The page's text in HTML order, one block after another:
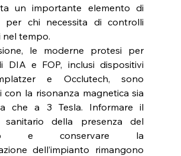
un importante elemento di
per chi necessita di controlli
nel tempo.
le moderne protesi per
DIA e FOP, inclusi dispositivi
e Occlutech, sono
con la risonanza magnetica sia
che a 3 Tesla. Informare il
sanitario della presenza del
e conservare la
dell’impianto rimangono